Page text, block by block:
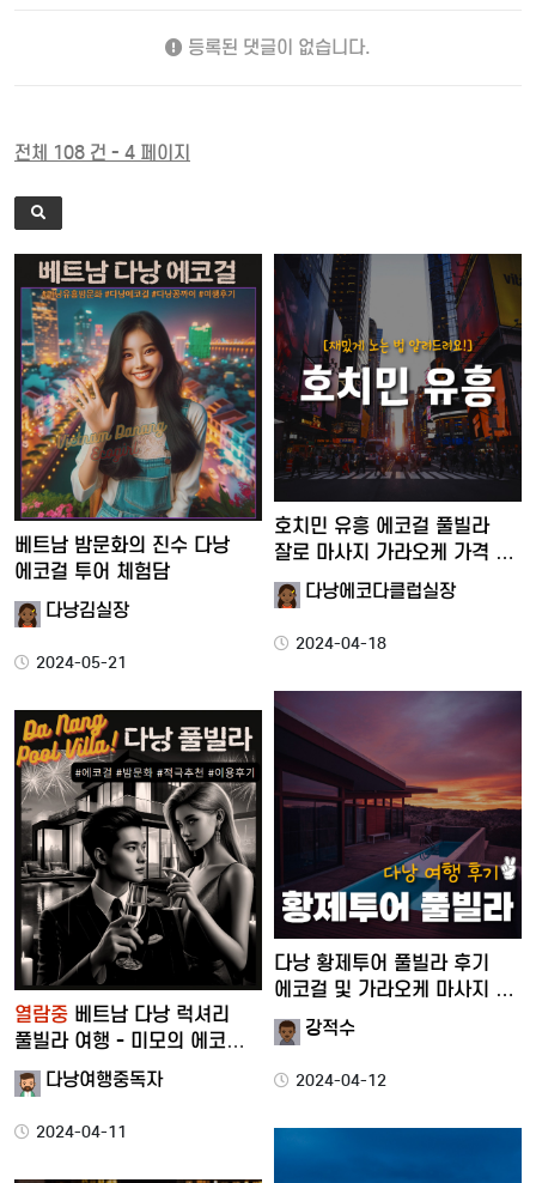
등록된 댓글이 없습니다.
전체 108 건 - 4 페이지
베트남 밤문화의 진수 다낭
에코걸 투어 체험담
다낭김실장
2024-05-21
호치민 유흥 에코걸 풀빌라
잘로 마사지 가라오케 가격 …
다낭에코다클럽실장
2024-04-18
다낭 황제투어 풀빌라 후기
에코걸 및 가라오케 마사지 …
강적수
2024-04-12
열람중 베트남 다낭 럭셔리
풀빌라 여행 - 미모의 에코걸
과 …다낭여행중독자
2024-04-11